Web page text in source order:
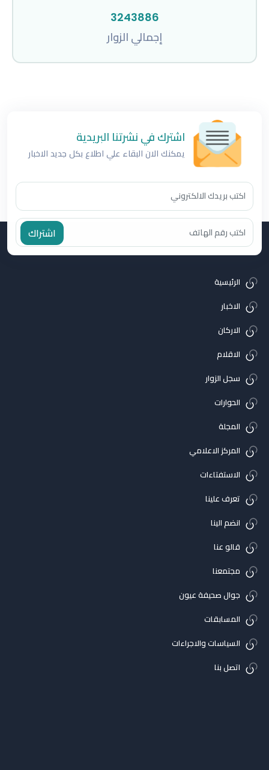
3243886
إجمالي الزوار
اشترك في نشرتنا البريدية
يمكنك الان البقاء علي اطلاع بكل جديد الاخبار
اشتراك
الرئيسية
الاخبار
الاركان
الاقلام
سجل الزوار
الحوارات
المجلة
المركز الاعلامي
الاستفتاءات
تعرف علينا
انضم الينا
قالو عنا
مجتمعنا
جوال صحيفة عيون
المسابقات
السياسات والاجراءات
اتصل بنا